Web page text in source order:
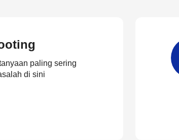
paling sering
di sini